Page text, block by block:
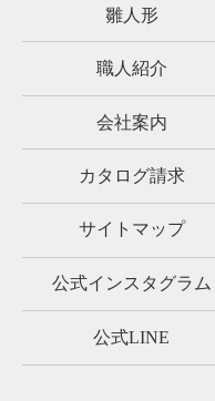
雛人形
職人紹介
会社案内
カタログ請求
サイトマップ
公式インスタグラム
公式LINE